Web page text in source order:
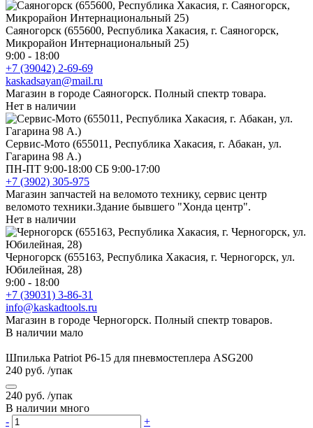
Саяногорск (655600, Республика Хакасия, г. Саяногорск,
Микрорайон Интернациональный 25)
9:00 - 18:00
+7 (39042) 2-69-69
kaskadsayan@mail.ru
Магазин в городе Саяногорск. Полный спектр товара.
Нет в наличии
Сервис-Мото (655011, Республика Хакасия, г. Абакан, ул.
Гагарина 98 А.)
ПН-ПТ 9:00-18:00 СБ 9:00-17:00
+7 (3902) 305-975
Магазин запчастей на веломото технику, сервис центр
веломото техники.Здание бывшего "Хонда центр".
Нет в наличии
Черногорск (655163, Республика Хакасия, г. Черногорск, ул.
Юбилейная, 28)
9:00 - 18:00
+7 (39031) 3-86-31
info@kaskadtools.ru
Магазин в городе Черногорск. Полный спектр товаров.
В наличии мало
Шпилька Patriot Р6-15 для пневмостеплера ASG200
240 руб. /упак
240 руб. /упак
В наличии много
-
+